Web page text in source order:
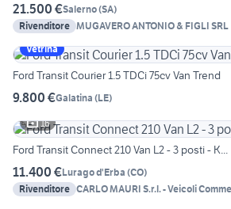
21.500 €Salerno(SA)
Rivenditore MUGAVERO ANTONIO & FIGLI SRL
Vetrina
Ford Transit Courier 1.5 TDCi 75cv Van Trend
9.800 €Galatina (LE)
16
Ford Transit Connect 210 Van L2 - 3 posti - K...
11.400 €Lurago d'Erba (CO)
Rivenditore CARLO MAURI S.r.l. - Veicoli